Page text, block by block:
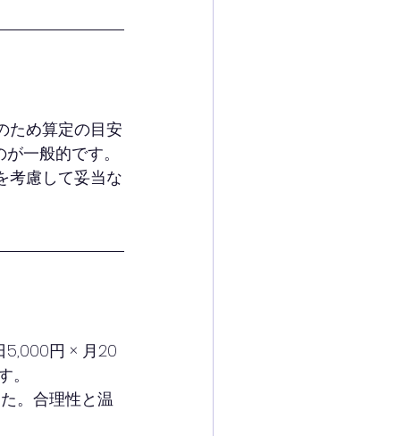
ため算定の目安
が一般的です。
考慮して妥当な
5,000円 × 月20
。合理性と温